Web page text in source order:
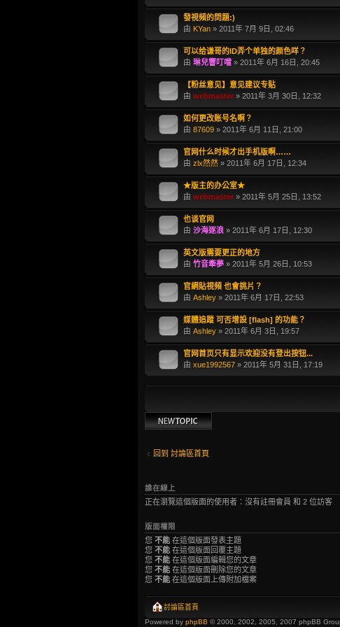
發視頻的問題:)
由 KYan » 2011年 7月 9日, 02:46
可以给谦哥的ID弄个单独的颜色咩？
由 琳兒響叮噹 » 2011年 6月 16日, 20:45
【粉丝意见】意见建议专贴
由 webmaster » 2011年 3月 30日, 12:32
如何更改账号名啊？
由 87609 » 2011年 6月 11日, 21:00
官网什么时候才出手机版啊……
由 zlx然然 » 2011年 6月 17日, 12:34
★版主的办公室★
由 webmaster » 2011年 5月 25日, 13:52
也谈官网
由 沙海逐浪 » 2011年 6月 17日, 12:30
英文版需要更正的地方
由 竹音牽夢 » 2011年 5月 26日, 10:53
官網貼視頻 也會挑片？
由 Ashley » 2011年 6月 17日, 22:53
媒體追蹤 可否增設 [flash] 的功能？
由 Ashley » 2011年 6月 3日, 19:57
官网首页只有显示欢迎没有登出按钮...
由 xue1992567 » 2011年 5月 31日, 17:19
發表新主題
回到 討論區首頁
誰在線上
正在瀏覽這個版面的使用者：沒有註冊會員 和 2 位訪客
版面權限
您 不能 在這個版面發表主題
您 不能 在這個版面回覆主題
您 不能 在這個版面編輯您的文章
您 不能 在這個版面刪除您的文章
您 不能 在這個版面上傳附加檔案
討論區首頁
Powered by phpBB © 2000, 2002, 2005, 2007 phpBB